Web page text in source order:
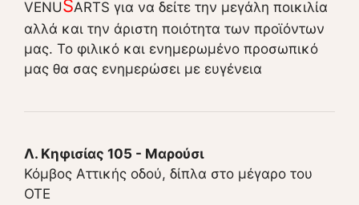
VENUSARTS για να δείτε την μεγάλη ποικιλία
αλλά και την άριστη ποιότητα των προϊόντων
μας. Το φιλικό και ενημερωμένο προσωπικό
μας θα σας ενημερώσει με ευγένεια
Λ. Κηφισίας 105 - Μαρούσι
Κόμβος Αττικής οδού, δίπλα στο μέγαρο του
ΟΤΕ